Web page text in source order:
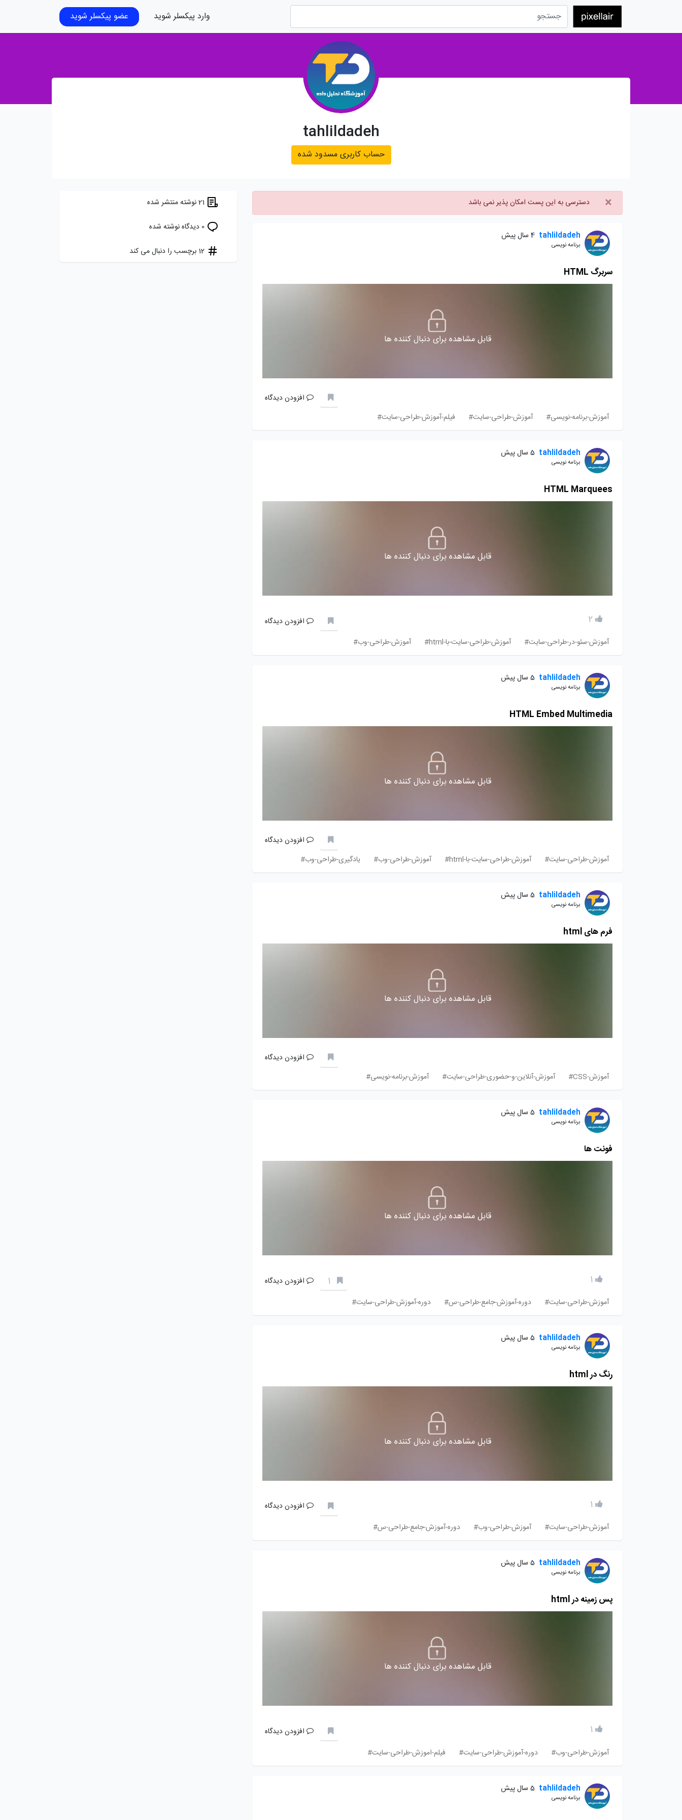
وارد پیکسلر شوید عضو پیکسلر شوید
tahlildadeh
حساب کاربری مسدود شده
× دسترسی به این پست امکان پذیر نمی باشد
tahlildadeh 4 سال پیش
برنامه نویسی
سربرگ HTML
قابل مشاهده برای دنبال کننده ها
افزودن دیدگاه
آموزش-برنامه-نویسی#
آموزش-طراحی-سایت# فیلم-آموزش-طراحی-سایت#
tahlildadeh 5 سال پیش
برنامه نویسی
HTML Marquees
قابل مشاهده برای دنبال کننده ها
2
افزودن دیدگاه
آموزش-سئو-در-طراحی-سایت#
آموزش-طراحی-سایت-با-html# آموزش-طراحی-وب#
tahlildadeh 5 سال پیش
برنامه نویسی
HTML Embed Multimedia
قابل مشاهده برای دنبال کننده ها
افزودن دیدگاه
آموزش-طراحی-سایت#
آموزش-طراحی-سایت-با-html# آموزش-طراحی-وب# یادگیری-طراحی-وب#
tahlildadeh 5 سال پیش
برنامه نویسی
فرم های html
قابل مشاهده برای دنبال کننده ها
افزودن دیدگاه
آموزش-CSS#
آموزش-آنلاین-و-حضوری-طراحی-سایت# آموزش-برنامه-نویسی#
tahlildadeh 5 سال پیش
برنامه نویسی
فونت ها
قابل مشاهده برای دنبال کننده ها
1
1
افزودن دیدگاه
آموزش-طراحی-سایت#
دوره-آموزش-جامع-طراحی-س# دوره-آموزش-طراحی-سایت#
tahlildadeh 5 سال پیش
برنامه نویسی
رنگ در html
قابل مشاهده برای دنبال کننده ها
1
افزودن دیدگاه
آموزش-طراحی-سایت#
آموزش-طراحی-وب# دوره-آموزش-جامع-طراحی-س#
tahlildadeh 5 سال پیش
برنامه نویسی
پس زمینه در html
قابل مشاهده برای دنبال کننده ها
1
افزودن دیدگاه
آموزش-طراحی-وب#
دوره-آموزش-طراحی-سایت# فیلم-اموزش-طراحی-سایت#
tahlildadeh 5 سال پیش
برنامه نویسی